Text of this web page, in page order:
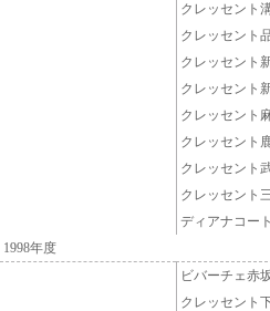
クレッセント
クレッセント
クレッセント
クレッセント
クレッセント
クレッセント
クレッセント
クレッセント
ディアナコー
1998年度
ビバーチェ赤
クレッセント